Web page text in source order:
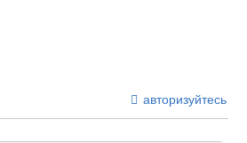
авторизуйтесь